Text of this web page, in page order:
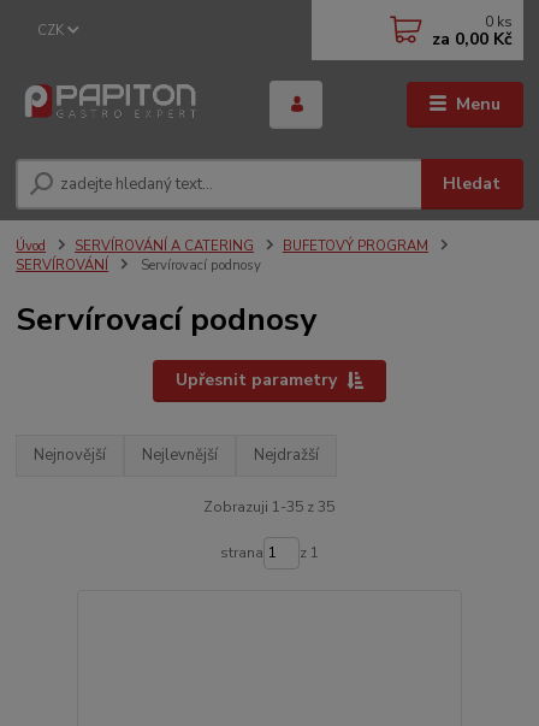
Menu
CZK
Hledat
0 ks
za 0,00 Kč
Úvod SERVÍROVÁNÍ A CATERING
BUFETOVÝ PROGRAM
SERVÍROVÁNÍ
Servírovací podnosy
Servírovací podnosy
Upřesnit parametry
Nejnovější Nejlevnější Nejdražší
Zobrazuji 1-35 z 35
strana z 1